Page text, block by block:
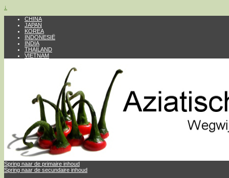
↓
CHINA
JAPAN
KOREA
INDONESIË
INDIA
THAILAND
VIETNAM
Spring naar de primaire inhoud
Spring naar de secundaire inhoud